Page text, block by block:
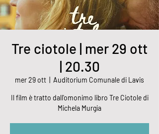
Tre ciotole | mer 29 ott
| 20.30
mer 29 ott Auditorium Comunale di Lavis
Il film è tratto dall'omonimo libro Tre Ciotole di
Michela Murgia